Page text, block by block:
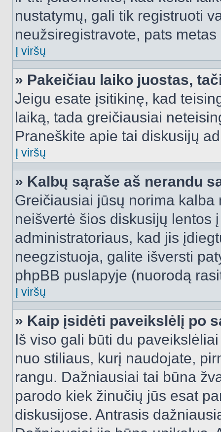
nustatymų, gali tik registruoti
neužsiregistravote, pats
Į viršų
» Pakeičiau laiko juostas,
Jeigu esate įsitikinę, kad
laiką, tada greičiausiai
Praneškite apie tai diskusijų
Į viršų
» Kalbų sąraše aš nerandu
Greičiausiai jūsų norima
neišvertė šios diskusijų lentos
administratoriaus, kad jis
neegzistuoja, galite išversti
phpBB puslapyje (nuorodą
Į viršų
» Kaip įsidėti paveikslėlį po
Iš viso gali būti du
nuo stiliaus, kurį naudojate,
rangu. Dažniausiai tai būna
parodo kiek žinučių jūs esat
diskusijose. Antrasis